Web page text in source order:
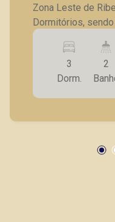
Zona Leste de
Dormitórios,
Sala 02 ambientes;
Área de serviço; -
garagem; A Piramid tem como objetivo atender
seus clientes com
locação, vendas
de Ribeirão Preto.
3
Dorm.
2